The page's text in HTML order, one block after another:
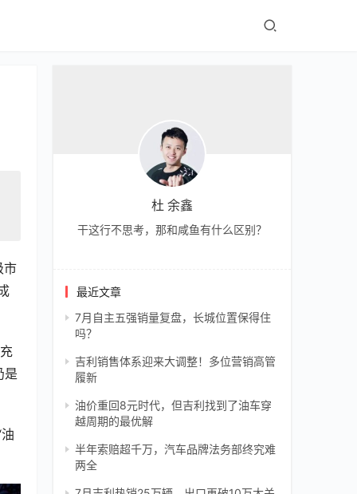
市
是
杜 余鑫
干这行不思考，那和咸鱼有什么区别？
最近文章
7月自主五强销量复盘，长城位置保得住
吗？
吉利销售体系迎来大调整！多位营销高管
履新
油价重回8元时代，但吉利找到了油车穿
越周期的最优解
半年索赔超千万，汽车品牌法务部终究难
两全